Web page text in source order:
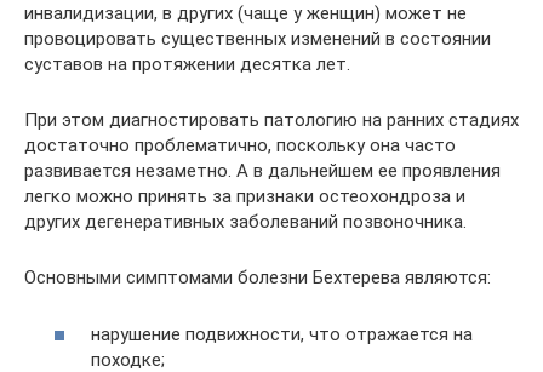
инвалидизации, в других (чаще у женщин) может не
провоцировать существенных изменений в состоянии
суставов на протяжении десятка лет.
При этом диагностировать патологию на ранних стадиях
достаточно проблематично, поскольку она часто
развивается незаметно. А в дальнейшем ее проявления
легко можно принять за признаки остеохондроза и
других дегенеративных заболеваний позвоночника.
Основными симптомами болезни Бехтерева являются:
нарушение подвижности, что отражается на
походке;